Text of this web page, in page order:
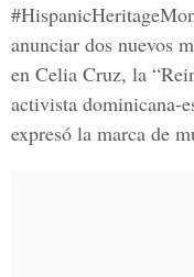
anunciar dos nuevos
en Celia Cruz, la
activista dominicana-
expresó la marca de